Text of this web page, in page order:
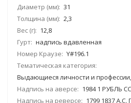
Диаметр (мм): 31
Толщина (мм): 2,3
Вес (г): 12,8
Гурт: надпись вдавленная
Номер Краузе: Y#196.1
Тематическая категория:
Выдающиеся личности и
Надпись на аверсе: 1984 1 РУБЛЬ
Надпись на реверсе: 1799 1837